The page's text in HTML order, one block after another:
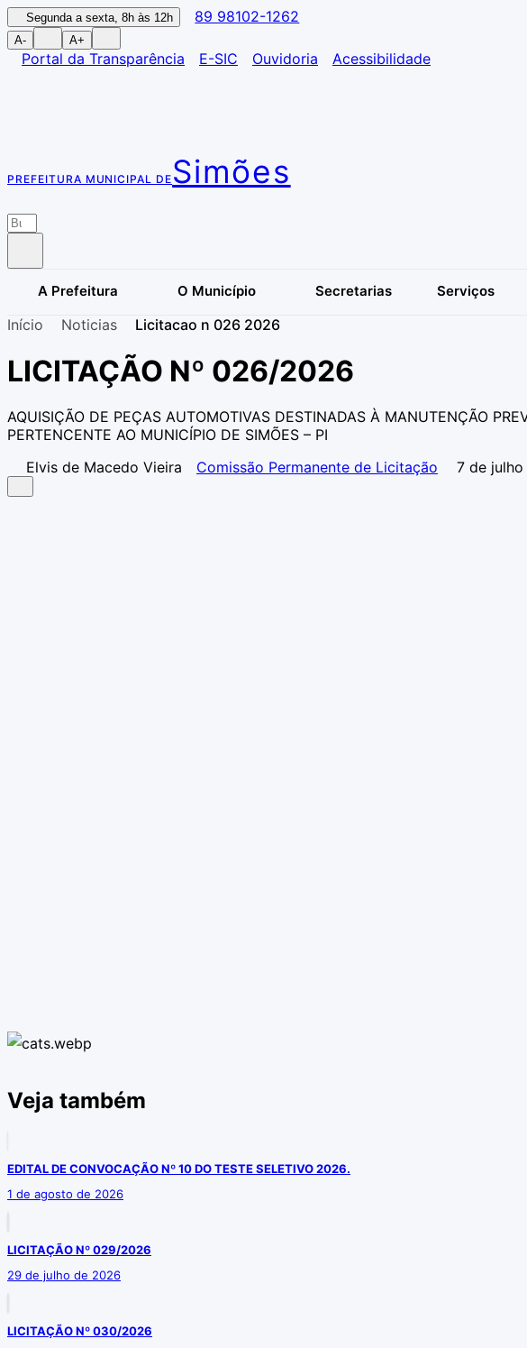
Segunda a sexta, 8h às 12h 89 98102-1262
A- A+
Portal da Transparência E-SIC Ouvidoria Acessibilidade
PREFEITURA MUNICIPAL DE Simões
A Prefeitura O Município Secretarias Serviços
Início Noticias Licitacao n 026 2026
LICITAÇÃO Nº 026/2026
AQUISIÇÃO DE PEÇAS AUTOMOTIVAS DESTINADAS À MANUTENÇÃO
PERTENCENTE AO MUNICÍPIO DE SIMÕES – PI
Elvis de Macedo Vieira
Comissão Permanente de Licitação 7 de
Veja também
EDITAL DE CONVOCAÇÃO Nº 10 DO TESTE SELETIVO 2026.
1 de agosto de 2026
LICITAÇÃO Nº 029/2026
29 de julho de 2026
LICITAÇÃO Nº 030/2026